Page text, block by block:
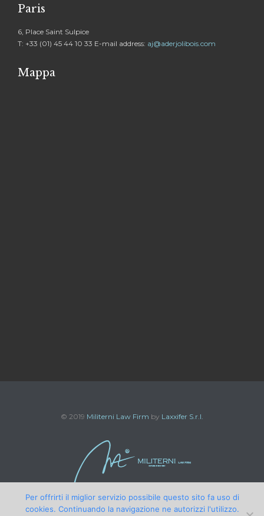
Paris
6, Place Saint Sulpice
T: +33 (01) 45 44 10 33 E-mail address: aj@aderjolibois.com
Mappa
© 2019 Militerni Law Firm by Laxxifer S.r.l.
Per offrirti il miglior servizio possibile questo sito fa uso di
cookies. Continuando la navigazione ne autorizzi l'utilizzo.